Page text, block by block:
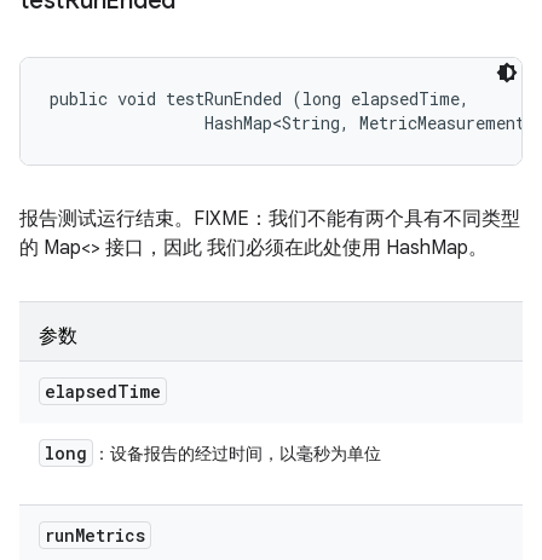
public void testRunEnded (long elapsedTime,
HashMap<String,
报告测试运行结束。FIXME：我们不能有两个具有不同类型
的 Map<> 接口，因此 我们必须在此处使用 HashMap。
参数
elapsedTime
long ：设备报告的经过时间，以毫秒为单位
runMetrics